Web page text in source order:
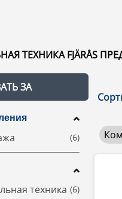
ТЕХНИКА FJÄRÅS
ЗА
техника